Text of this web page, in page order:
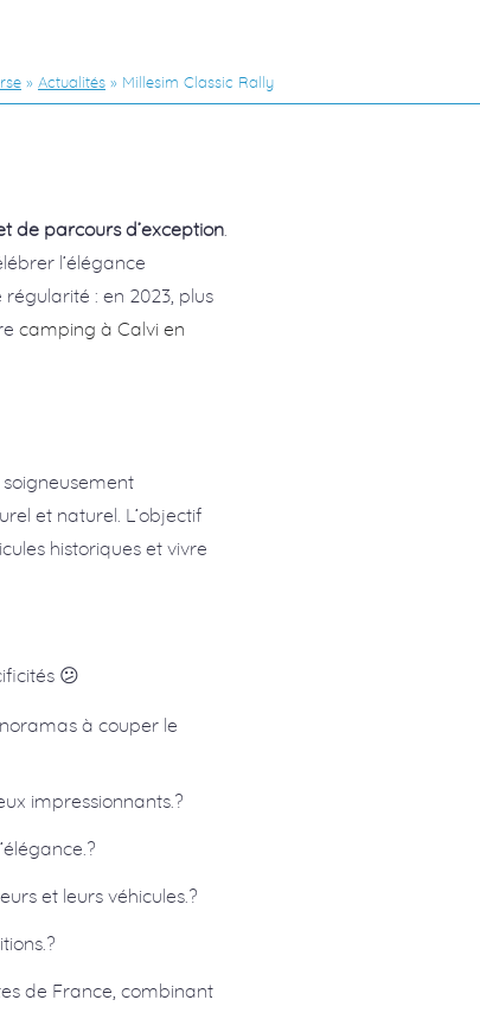
» Actualités » Millesim Classic Rally
de parcours d’exception
l’élégance
: en 2023, plus
camping à Calvi en
et naturel. L’objectif
historiques et vivre
😕
à couper le
impressionnants.?
et leurs véhicules.?
de France, combinant